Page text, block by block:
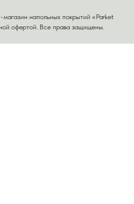
напольных покрытий «Parket
офертой. Все права защищены.